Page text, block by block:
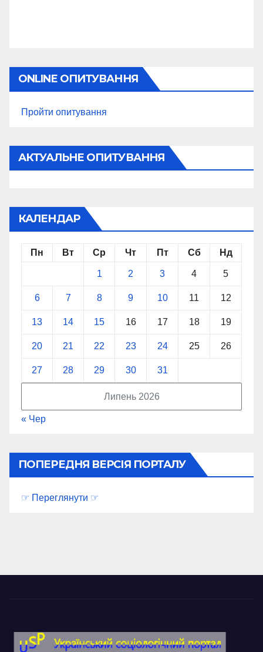
ONLINE ОПИТУВАННЯ
Пройти опитування
АКТУАЛЬНЕ ОПИТУВАННЯ
КАЛЕНДАР
Липень 2026
Пн Вт Ср Чт Пт Сб Нд
1 2 3 4 5
6 7 8 9 10 11 12
13 14 15 16 17 18 19
20 21 22 23 24 25 26
27 28 29 30 31
« Чер
ПОПЕРЕДНЯ ВЕРСІЯ ПОРТАЛУ
☞ Переглянути ☞